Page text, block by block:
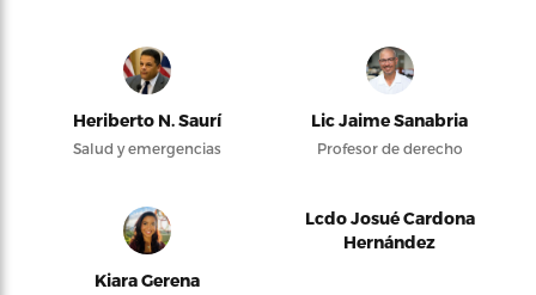
Heriberto N. Saurí
Salud y emergencias
Lic Jaime Sanabria
Profesor de derecho
Kiara Gerena
Lcdo Josué Cardona
Hernández